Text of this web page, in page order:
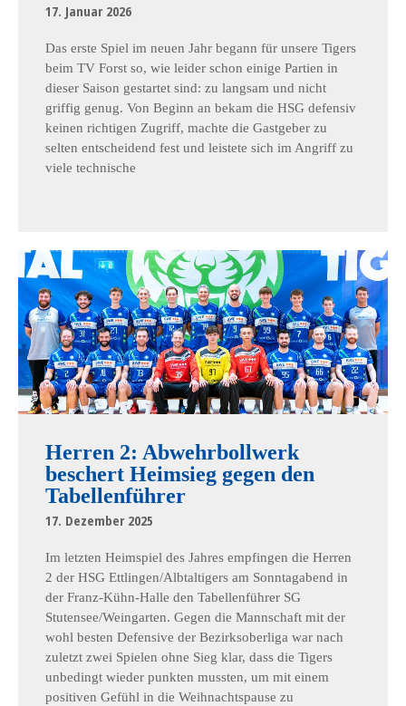
17. Januar 2026
Das erste Spiel im neuen Jahr begann für unsere Tigers
beim TV Forst so, wie leider schon einige Partien in
dieser Saison gestartet sind: zu langsam und nicht
griffig genug. Von Beginn an bekam die HSG defensiv
keinen richtigen Zugriff, machte die Gastgeber zu
selten entscheidend fest und leistete sich im Angriff zu
viele technische
Herren 2: Abwehrbollwerk
beschert Heimsieg gegen den
Tabellenführer
17. Dezember 2025
Im letzten Heimspiel des Jahres empfingen die Herren
2 der HSG Ettlingen/Albtaltigers am Sonntagabend in
der Franz-Kühn-Halle den Tabellenführer SG
Stutensee/Weingarten. Gegen die Mannschaft mit der
wohl besten Defensive der Bezirksoberliga war nach
zuletzt zwei Spielen ohne Sieg klar, dass die Tigers
unbedingt wieder punkten mussten, um mit einem
positiven Gefühl in die Weihnachtspause zu